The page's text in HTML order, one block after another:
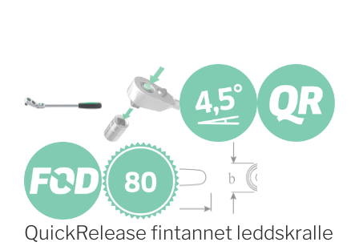
QuickRelease fintannet leddskralle